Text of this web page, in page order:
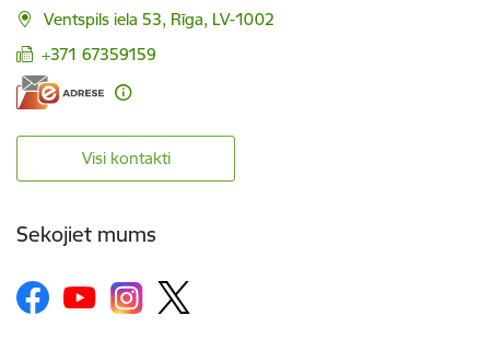
Ventspils iela 53, Rīga, LV-1002
+371 67359159
Visi kontakti
Sekojiet mums